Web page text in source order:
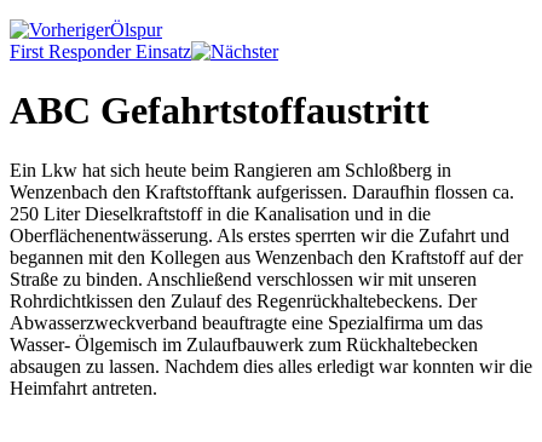
Ölspur
First Responder Einsatz
ABC Gefahrtstoffaustritt
Ein Lkw hat sich heute beim Rangieren am Schloßberg in
Wenzenbach den Kraftstofftank aufgerissen. Daraufhin flossen ca.
250 Liter Dieselkraftstoff in die Kanalisation und in die
Oberflächenentwässerung. Als erstes sperrten wir die Zufahrt und
begannen mit den Kollegen aus Wenzenbach den Kraftstoff auf der
Straße zu binden. Anschließend verschlossen wir mit unseren
Rohrdichtkissen den Zulauf des Regenrückhaltebeckens. Der
Abwasserzweckverband beauftragte eine Spezialfirma um das
Wasser- Ölgemisch im Zulaufbauwerk zum Rückhaltebecken
absaugen zu lassen. Nachdem dies alles erledigt war konnten wir die
Heimfahrt antreten.